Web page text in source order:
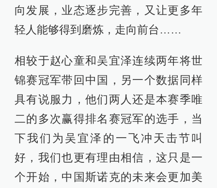
向发展，业态逐步完善，又让更多年
轻人能够得到磨炼，走向前台……
相较于赵心童和吴宜泽连续两年将世
锦赛冠军带回中国，另一个数据同样
具有说服力，他们两人还是本赛季唯
二的多次赢得排名赛冠军的选手，当
下我们为吴宜泽的一飞冲天击节叫
好，我们也更有理由相信，这只是一
个开始，中国斯诺克的未来会更加美